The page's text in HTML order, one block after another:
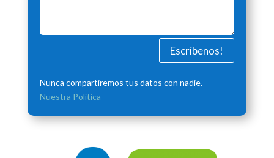
Escríbenos!
Nunca compartiremos tus datos con nadie.
Nuestra Política